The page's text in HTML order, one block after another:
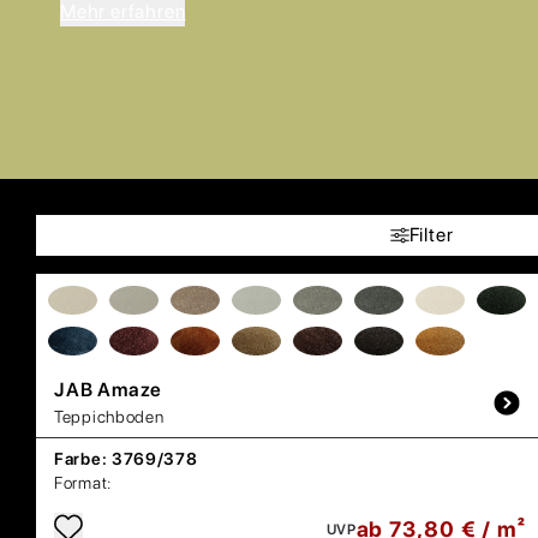
Filter
JABAmaze
Teppichboden
Farbe: 3769/378
Format:
UVPab 73,80 € / m²